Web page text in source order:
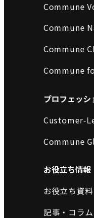
Commune
Commune
Commune
Commune
プロフェッシ
Customer-
Commune
お役立ち情報
お役立ち資料
記事・コラム